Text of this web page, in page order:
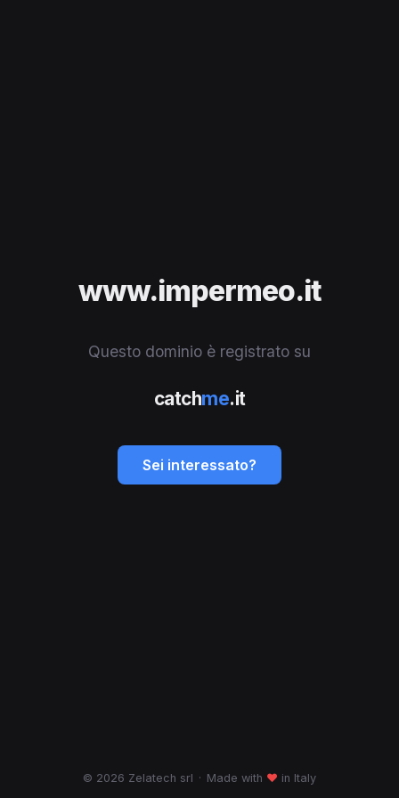
www.impermeo.it
Questo dominio è registrato su
catchme.it
Sei interessato?
© 2026 Zelatech srl · Made with ♥ in Italy